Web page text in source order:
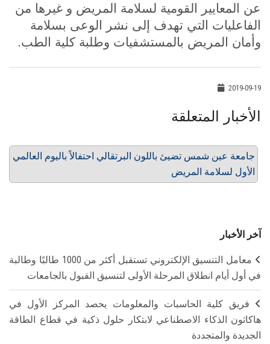
عن المعايير القومية لسلامة المريض و غيرها من
الفاعليات التي تهدف إلى نشر الوعى بسلامة
وأمان المريض بالمستشفيات وطلبة كلية الطب.
2019-09-19
الأخبار المتعلقة
جامعة عين شمس تضيئ باللون البرتقالي احتفالاً باليوم العالمي
الأول لسلامة المريض
آخر الأخبار
معامل التنسيق الإلكتروني تستقبل أكثر من 1000 طالبًا وطالبة
في أول أيام انطلاق المرحلة الأولى لتنسيق القبول بالجامعات
فريق كلية الحاسبات والمعلومات يحصد المركز الأول في
هاكاثون الذكاء الاصطناعي لابتكار حلول ذكية في قطاع الطاقة
الجديدة والمتجددة